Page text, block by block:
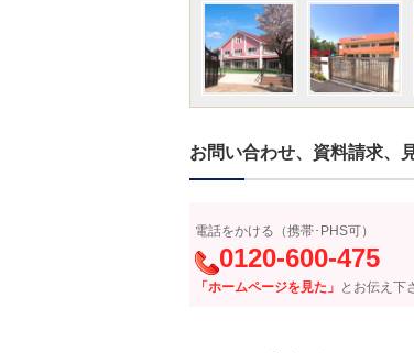
お問い合わせ、資料請求、
電話をかける（携帯･PHS可）
0120-600-475
「ホームページを見た」 とお伝え下